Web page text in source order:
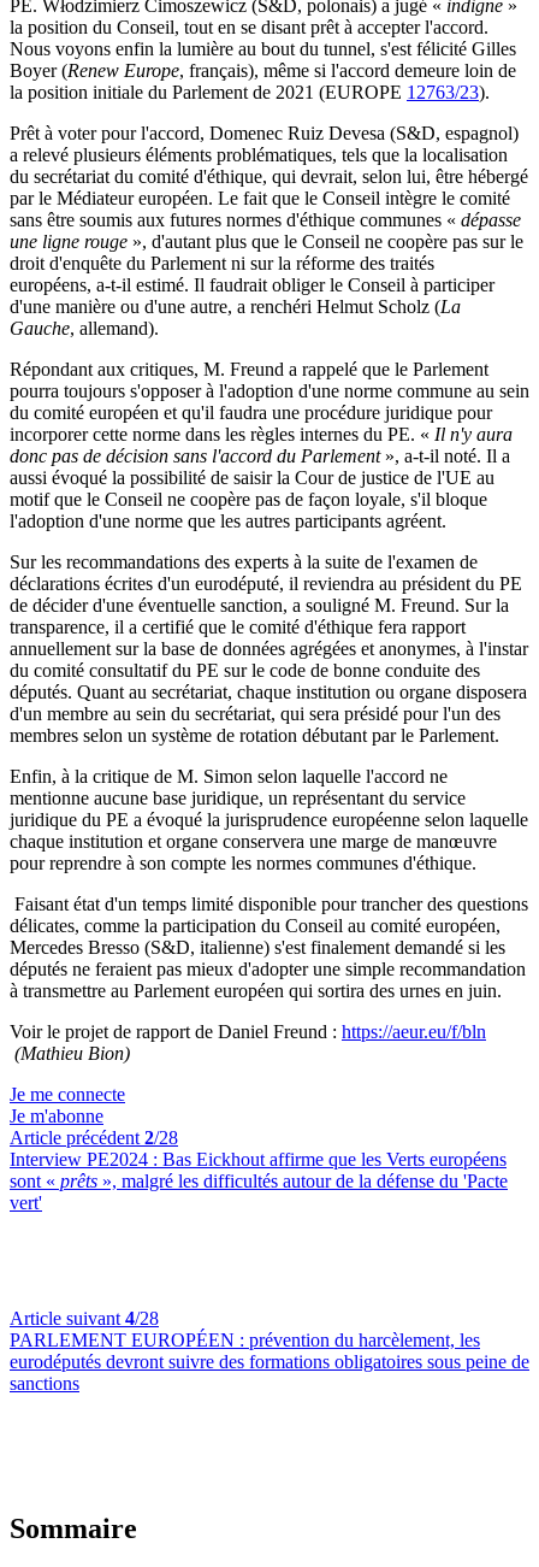
PE. Włodzimierz Cimoszewicz (S&D, polonais) a jugé « indigne »
la position du Conseil, tout en se disant prêt à accepter l'accord.
Nous voyons enfin la lumière au bout du tunnel, s'est félicité Gilles
Boyer (Renew Europe, français), même si l'accord demeure loin de
la position initiale du Parlement de 2021 (EUROPE 12763/23).
Prêt à voter pour l'accord, Domenec Ruiz Devesa (S&D, espagnol)
a relevé plusieurs éléments problématiques, tels que la localisation
du secrétariat du comité d'éthique, qui devrait, selon lui, être hébergé
par le Médiateur européen. Le fait que le Conseil intègre le comité
sans être soumis aux futures normes d'éthique communes « dépasse
une ligne rouge », d'autant plus que le Conseil ne coopère pas sur le
droit d'enquête du Parlement ni sur la réforme des traités
européens, a-t-il estimé. Il faudrait obliger le Conseil à participer
d'une manière ou d'une autre, a renchéri Helmut Scholz (La
Gauche, allemand).
Répondant aux critiques, M. Freund a rappelé que le Parlement
pourra toujours s'opposer à l'adoption d'une norme commune au sein
du comité européen et qu'il faudra une procédure juridique pour
incorporer cette norme dans les règles internes du PE. « Il n'y aura
donc pas de décision sans l'accord du Parlement », a-t-il noté. Il a
aussi évoqué la possibilité de saisir la Cour de justice de l'UE au
motif que le Conseil ne coopère pas de façon loyale, s'il bloque
l'adoption d'une norme que les autres participants agréent.
Sur les recommandations des experts à la suite de l'examen de
déclarations écrites d'un eurodéputé, il reviendra au président du PE
de décider d'une éventuelle sanction, a souligné M. Freund. Sur la
transparence, il a certifié que le comité d'éthique fera rapport
annuellement sur la base de données agrégées et anonymes, à l'instar
du comité consultatif du PE sur le code de bonne conduite des
députés. Quant au secrétariat, chaque institution ou organe disposera
d'un membre au sein du secrétariat, qui sera présidé pour l'un des
membres selon un système de rotation débutant par le Parlement.
Enfin, à la critique de M. Simon selon laquelle l'accord ne
mentionne aucune base juridique, un représentant du service
juridique du PE a évoqué la jurisprudence européenne selon laquelle
chaque institution et organe conservera une marge de manœuvre
pour reprendre à son compte les normes communes d'éthique.
Faisant état d'un temps limité disponible pour trancher des questions
délicates, comme la participation du Conseil au comité européen,
Mercedes Bresso (S&D, italienne) s'est finalement demandé si les
députés ne feraient pas mieux d'adopter une simple recommandation
à transmettre au Parlement européen qui sortira des urnes en juin.
Voir le projet de rapport de Daniel Freund : https://aeur.eu/f/bln
(Mathieu Bion)
Je me connecte
Je m'abonne
Article précédent 2/28
Interview PE2024 : Bas Eickhout affirme que les Verts européens
sont « prêts », malgré les difficultés autour de la défense du 'Pacte
vert'
Article suivant 4/28
PARLEMENT EUROPÉEN : prévention du harcèlement, les
eurodéputés devront suivre des formations obligatoires sous peine de
sanctions
Sommaire